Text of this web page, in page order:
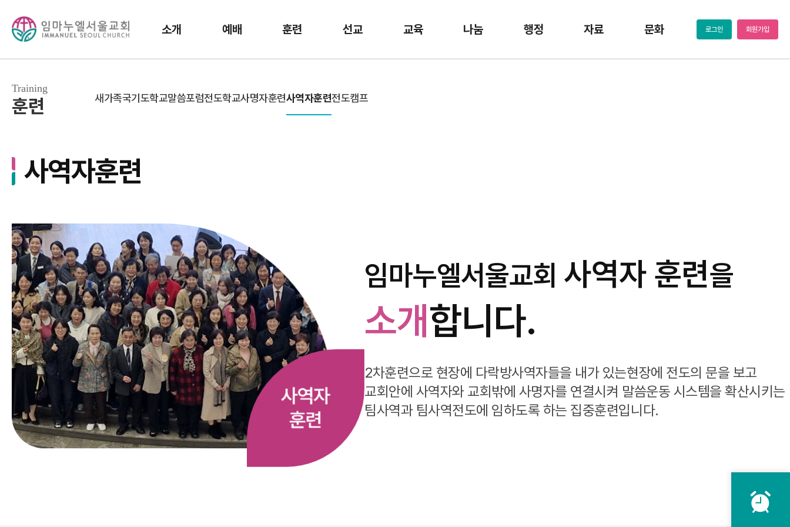
소개 예배 훈련 선교 교육 나눔 행정 자료 문화 로그인 회원가입
Training
훈련 새가족국기도학교말씀포럼전도학교사명자훈련사역자훈련전도캠프
사역자훈련
임마누엘서울교회 사역자 훈련을
소개합니다.
2차훈련으로 현장에 다락방사역자들을 내가 있는현장에 전도의 문을 보고
교회안에 사역자와 교회밖에 사명자를 연결시켜 말씀운동 시스템을 확산시키는
팀사역과 팀사역전도에 임하도록 하는 집중훈련입니다.